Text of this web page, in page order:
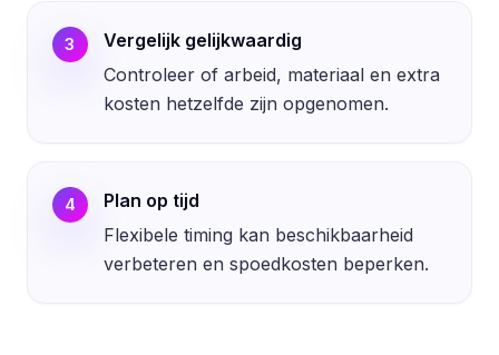
3
Vergelijk gelijkwaardig
Controleer of arbeid, materiaal en extra
kosten hetzelfde zijn opgenomen.
4
Plan op tijd
Flexibele timing kan beschikbaarheid
verbeteren en spoedkosten beperken.